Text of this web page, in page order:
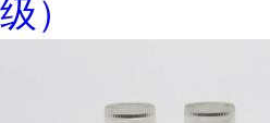
级）